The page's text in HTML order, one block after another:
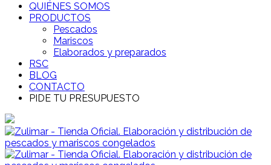
QUIÉNES SOMOS
PRODUCTOS
Pescados
Mariscos
Elaborados y preparados
RSC
BLOG
CONTACTO
PIDE TU PRESUPUESTO